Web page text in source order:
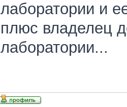
лаборатории и
плюс владелец
лаборатории...